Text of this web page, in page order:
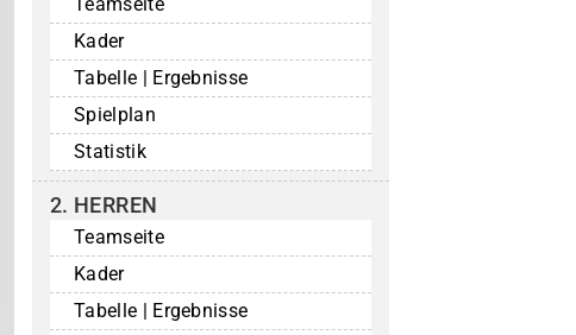
Kader
Tabelle | Ergebnisse
Spielplan
Statistik
2. HERREN
Teamseite
Kader
Tabelle | Ergebnisse